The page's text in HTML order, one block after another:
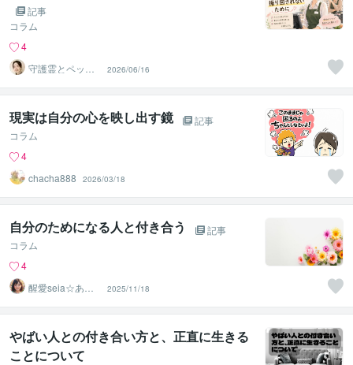
記事
コラム
4
守護霊とペット
の通訳者 まりあ
2026/06/16
現実は自分の心を映し出す鏡
記事
コラム
4
chacha888
2026/03/18
自分のためになる人と付き合う
記事
コラム
4
醒愛seia☆あな
たの心に寄り添
います☆
2025/11/18
やばい人との付き合い方と、正直に生きる
ことについて